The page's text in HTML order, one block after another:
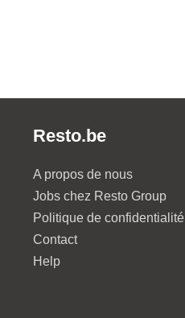
Resto.be
A propos de nous
Jobs chez Resto Group
Politique de confidentialité
Contact
Help